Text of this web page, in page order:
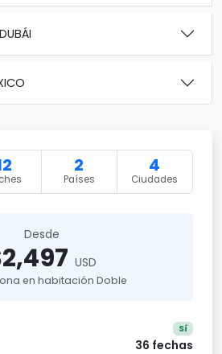
2
Países
4
Ciudades
Desde
USD
en habitación Doble
Sí
36 fechas